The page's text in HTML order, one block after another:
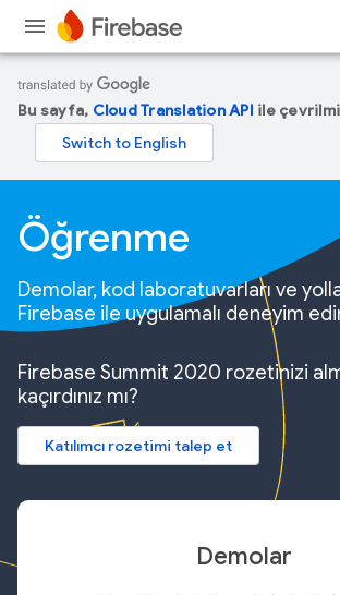
Bu sayfa, Cloud Translation API ile
Öğrenme
Demolar, kod laboratuvarları ve
Firebase ile uygulamalı deneyim
Firebase Summit 2020 rozetinizi
kaçırdınız mı?
Katılımcı rozetimi talep et
Demolar